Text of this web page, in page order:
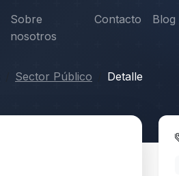
Sobre
nosotros
Contacto Blog
Sector Público Detalle